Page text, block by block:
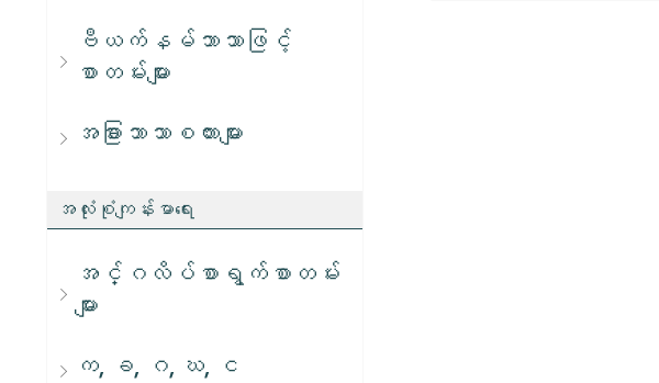
ဗီယက်နမ်ဘာသာဖြင့်
စာတမ်းများ
အခြားဘာသာစကားများ
အလုံးစုံကျန်းမာရေး
အင်္ဂလိပ်စာရွက်စာတမ်း
များ
က, ခ, ဂ, ဃ, င